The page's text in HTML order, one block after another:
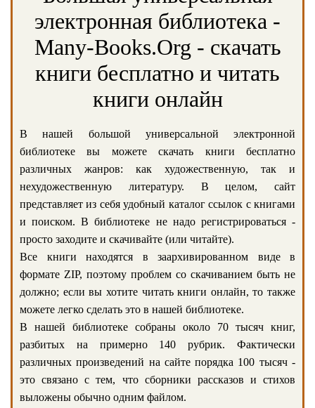
электронная библиотека -
Many-Books.Org - скачать
книги бесплатно и читать
книги онлайн
В нашей большой универсальной электронной
библиотеке вы можете скачать книги бесплатно
различных жанров: как художественную, так и
нехудожественную литературу. В целом, сайт
представляет из себя удобный каталог ссылок с книгами
и поиском. В библиотеке не надо регистрироваться -
просто заходите и скачивайте (или читайте).
Все книги находятся в заархивированном виде в
формате ZIP, поэтому проблем со скачиванием быть не
должно; если вы хотите читать книги онлайн, то также
можете легко сделать это в нашей библиотеке.
В нашей библиотеке собраны около 70 тысяч книг,
разбитых на примерно 140 рубрик. Фактически
различных произведений на сайте порядка 100 тысяч -
это связано с тем, что сборники рассказов и стихов
выложены обычно одним файлом.